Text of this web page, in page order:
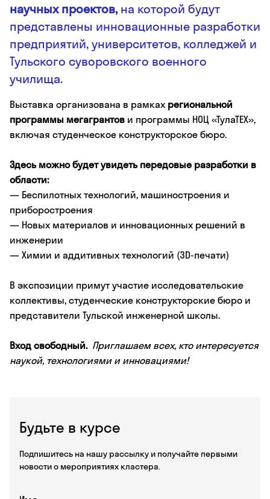
Будьте в курсе
Подпишитесь на нашу рассылку и получайте первыми
новости о мероприятиях кластера.
научных проектов,на которой будут
представлены инновационные разработки
предприятий, университетов, колледжей и
Тульского суворовского военного
училища.
Выставка организована в рамках региональной
программы мегагрантов и программы НОЦ «ТулаТЕХ»,
включая студенческое конструкторское бюро.
Здесь можно будет увидеть передовые разработки в
области:
— Беспилотных технологий, машиностроения и
приборостроения
— Новых материалов и инновационных решений в
инженерии
— Химии и аддитивных технологий (3D-печати)
В экспозиции примут участие исследовательские
коллективы, студенческие конструкторские бюро и
представители Тульской инженерной школы.
Вход свободный. Приглашаем всех, кто интересуется
наукой, технологиями и инновациями!